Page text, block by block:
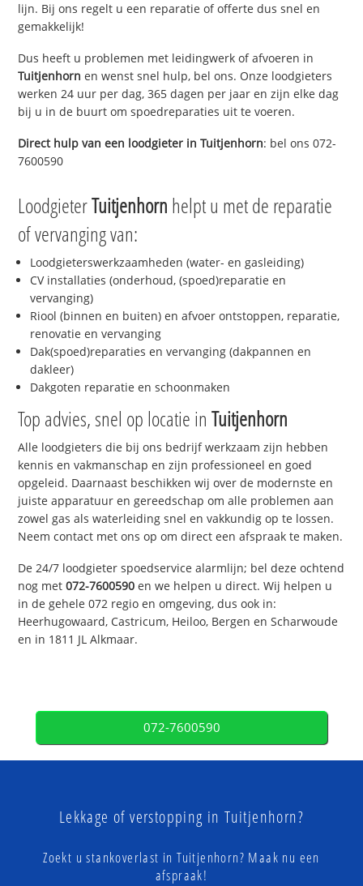
lijn. Bij ons regelt u een reparatie of offerte dus snel en
gemakkelijk!
Dus heeft u problemen met leidingwerk of afvoeren in
Tuitjenhorn en wenst snel hulp, bel ons. Onze loodgieters
werken 24 uur per dag, 365 dagen per jaar en zijn elke dag
bij u in de buurt om spoedreparaties uit te voeren.
Direct hulp van een loodgieter inTuitjenhorn: bel ons 072-
7600590
LoodgieterTuitjenhorn helpt u met de reparatie
of vervanging van:
Loodgieterswerkzaamheden (water- en gasleiding)
CV installaties (onderhoud, (spoed)reparatie en
vervanging)
Riool (binnen en buiten) en afvoer ontstoppen, reparatie,
renovatie en vervanging
Dak(spoed)reparaties en vervanging (dakpannen en
dakleer)
Dakgoten reparatie en schoonmaken
Top advies, snel op locatie inTuitjenhorn
Alle loodgieters die bij ons bedrijf werkzaam zijn hebben
kennis en vakmanschap en zijn professioneel en goed
opgeleid. Daarnaast beschikken wij over de modernste en
juiste apparatuur en gereedschap om alle problemen aan
zowel gas als waterleiding snel en vakkundig op te lossen.
Neem contact met ons op om direct een afspraak te maken.
De 24/7 loodgieter spoedservice alarmlijn; bel deze ochtend
nog met072-7600590 en we helpen u direct. Wij helpen u
in de gehele 072 regio en omgeving, dus ook in:
Heerhugowaard, Castricum, Heiloo, Bergen en Scharwoude
en in 1811 JL Alkmaar.
072-7600590
Lekkage of verstopping in Tuitjenhorn?
Zoekt u stankoverlast in Tuitjenhorn? Maak nu een
afspraak!